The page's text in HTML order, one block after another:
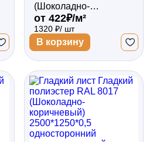
(Шоколадно-
коричневый)
2500*1250*0,35
односторонний
ламинированный
от 422₽/м²
1320 ₽/ шт
В корзину